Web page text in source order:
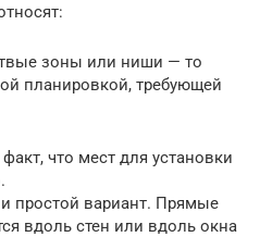
зоны или ниши — то
планировкой, требующей
что мест для установки
простой вариант. Прямые
вдоль стен или вдоль окна